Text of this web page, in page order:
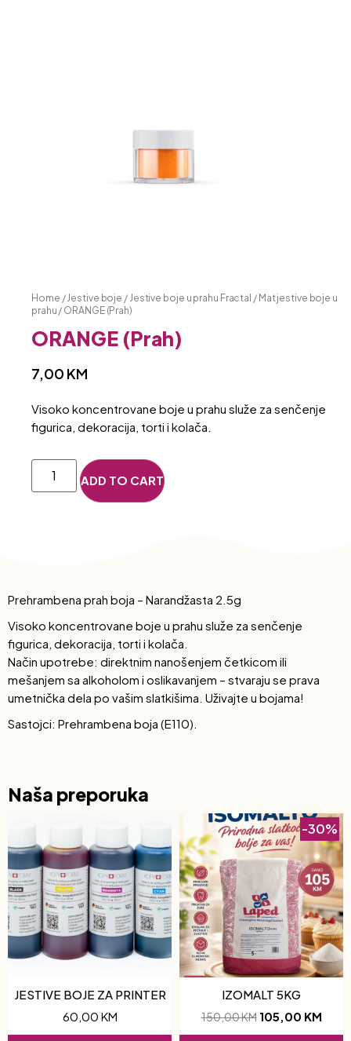
Home / Jestive boje / Jestive boje u prahu Fractal / Mat jestive boje u
prahu / ORANGE (Prah)
ORANGE (Prah)
7,00 KM
Visoko koncentrovane boje u prahu služe za senčenje
figurica, dekoracija, torti i kolača.
ADD TO CART
Prehrambena prah boja – Narandžasta 2.5g
Visoko koncentrovane boje u prahu služe za senčenje
figurica, dekoracija, torti i kolača.
Način upotrebe: direktnim nanošenjem četkicom ili
mešanjem sa alkoholom i oslikavanjem – stvaraju se prava
umetnička dela po vašim slatkišima. Uživajte u bojama!
Sastojci: Prehrambena boja (E110).
Naša preporuka
JESTIVE BOJE ZA PRINTER
60,00 KM
-30%
IZOMALT 5KG
150,00KM 105,00 KM